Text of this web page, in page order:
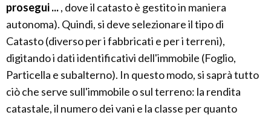
prosegui ..., dove il catasto è gestito in maniera
autonoma). Quindi, si deve selezionare il tipo di
Catasto (diverso per i fabbricati e per i terreni),
digitando i dati identificativi dell'immobile (Foglio,
Particella e subalterno). In questo modo, si saprà tutto
ciò che serve sull'immobile o sul terreno: la rendita
catastale, il numero dei vani e la classe per quanto